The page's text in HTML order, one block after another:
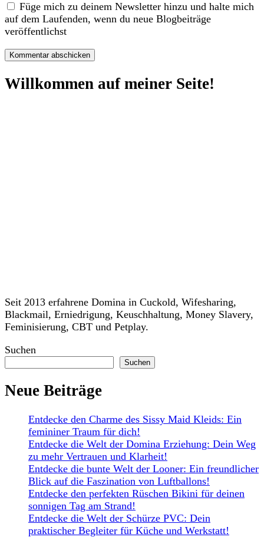
Füge mich zu deinem Newsletter hinzu und halte mich
auf dem Laufenden, wenn du neue Blogbeiträge
veröffentlichst
Willkommen auf meiner Seite!
Seit 2013 erfahrene Domina in Cuckold, Wifesharing,
Blackmail, Erniedrigung, Keuschhaltung, Money Slavery,
Feminisierung, CBT und Petplay.
Suchen
Suchen
Neue Beiträge
Entdecke den Charme des Sissy Maid Kleids: Ein
femininer Traum für dich!
Entdecke die Welt der Domina Erziehung: Dein Weg
zu mehr Vertrauen und Klarheit!
Entdecke die bunte Welt der Looner: Ein freundlicher
Blick auf die Faszination von Luftballons!
Entdecke den perfekten Rüschen Bikini für deinen
sonnigen Tag am Strand!
Entdecke die Welt der Schürze PVC: Dein
praktischer Begleiter für Küche und Werkstatt!